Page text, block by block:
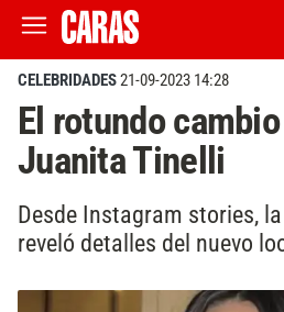
CELEBRIDADES21-09-2023 14:28
El rotundo
Juanita Tinelli
Desde Instagram stories,
reveló detalles del nuevo